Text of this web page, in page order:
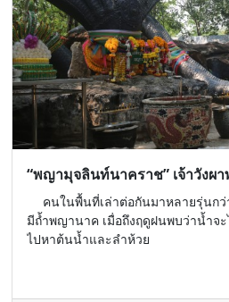
“พญามุจลินท์นาคราช” เจ้าวังผ
มีถ้ำพญานาค เมื่อถึงฤดูฝนพบว่าน้ำจ
ไปหาต้นน้ำและลำห้วย